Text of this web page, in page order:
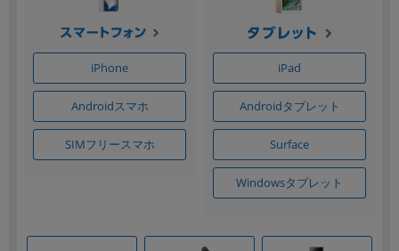
iPhone
Androidスマホ
SIMフリースマホ
iPad
Androidタブレット
Surface
Windowsタブレット